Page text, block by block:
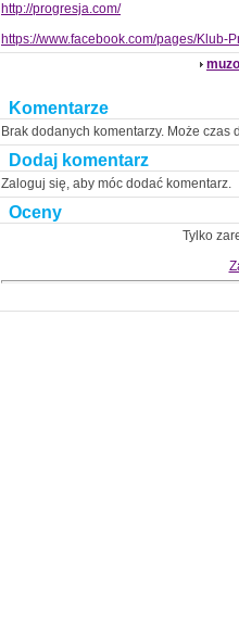
http://progresja.com/
https://www.facebook.com/pages/Klub-
Komentarze
Brak dodanych komentarzy. Może czas
Dodaj komentarz
Zaloguj się, aby móc dodać komentarz.
Oceny
Tylko